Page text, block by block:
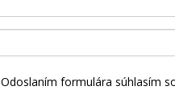
Odoslaním formulára súhlasím